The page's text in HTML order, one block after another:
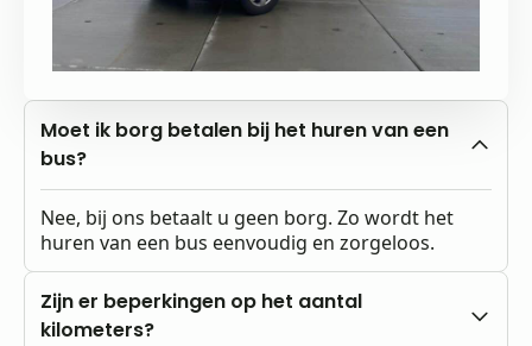
Moet ik borg betalen bij het huren van een
bus?
Nee, bij ons betaalt u geen borg. Zo wordt het
huren van een bus eenvoudig en zorgeloos.
Zijn er beperkingen op het aantal
kilometers?